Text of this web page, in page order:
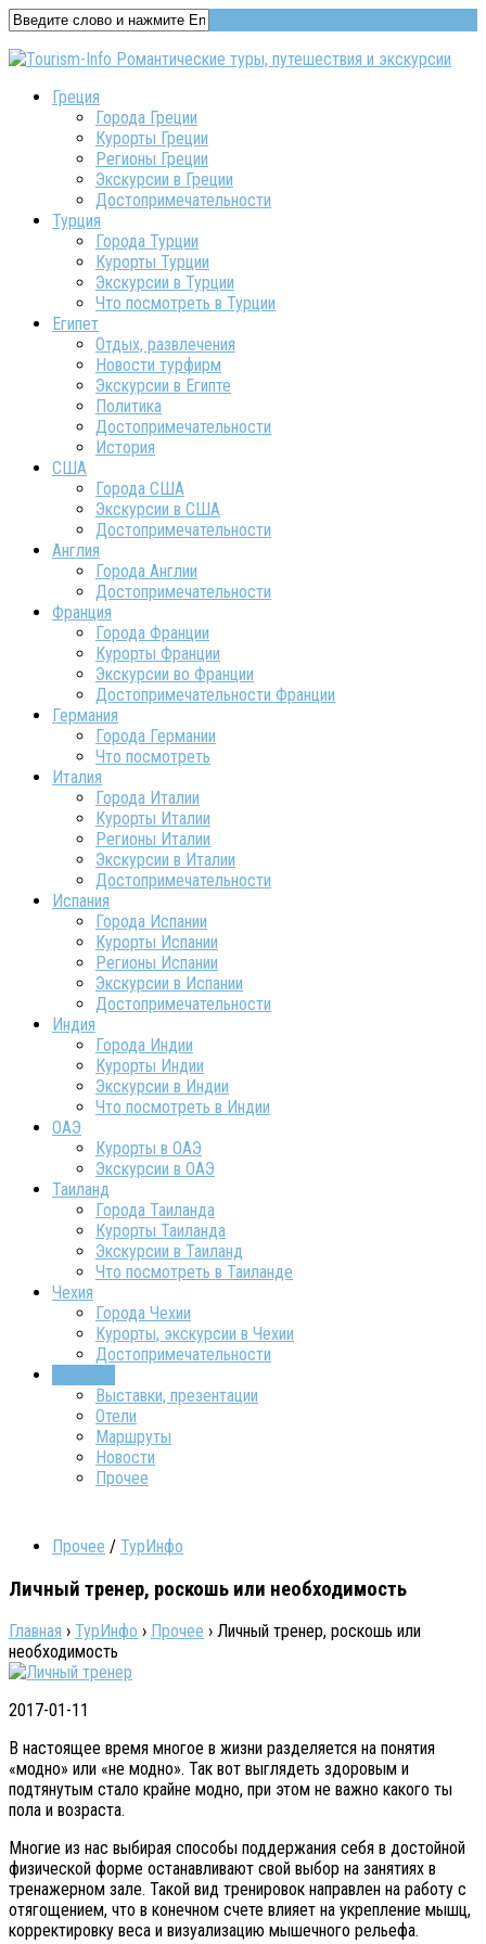
Греция
Города Греции
Курорты Греции
Регионы Греции
Экскурсии в Греции
Достопримечательности
Турция
Города Турции
Курорты Турции
Экскурсии в Турции
Что посмотреть в Турции
Египет
Отдых, развлечения
Новости турфирм
Экскурсии в Египте
Политика
Достопримечательности
История
США
Города США
Экскурсии в США
Достопримечательности
Англия
Города Англии
Достопримечательности
Франция
Города Франции
Курорты Франции
Экскурсии во Франции
Достопримечательности Франции
Германия
Города Германии
Что посмотреть
Италия
Города Италии
Курорты Италии
Регионы Италии
Экскурсии в Италии
Достопримечательности
Испания
Города Испании
Курорты Испании
Регионы Испании
Экскурсии в Испании
Достопримечательности
Индия
Города Индии
Курорты Индии
Экскурсии в Индии
Что посмотреть в Индии
ОАЭ
Курорты в ОАЭ
Экскурсии в ОАЭ
Таиланд
Города Таиланда
Курорты Таиланда
Экскурсии в Таиланд
Что посмотреть в Таиланде
Чехия
Города Чехии
Курорты, экскурсии в Чехии
Достопримечательности
Выставки, презентации
Отели
Маршруты
Новости
Прочее
Прочее / ТурИнфо
Личный тренер, роскошь или необходимость
Главная › ТурИнфо › Прочее › Личный тренер, роскошь или
необходимость
2017-01-11
В настоящее время многое в жизни разделяется на понятия
«модно» или «не модно». Так вот выглядеть здоровым и
подтянутым стало крайне модно, при этом не важно какого ты
пола и возраста.
Многие из нас выбирая способы поддержания себя в достойной
физической форме останавливают свой выбор на занятиях в
тренажерном зале. Такой вид тренировок направлен на работу с
отягощением, что в конечном счете влияет на укрепление мышц,
корректировку веса и визуализацию мышечного рельефа.